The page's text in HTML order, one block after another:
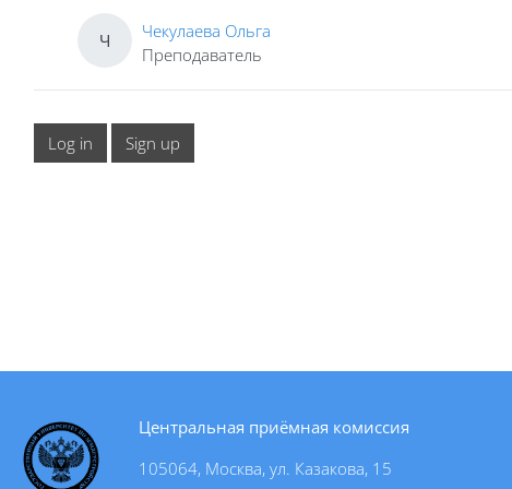
Ч
Чекулаева Ольга
Преподаватель
Log in Sign up
Центральная приёмная комиссия
105064, Москва, ул. Казакова, 15